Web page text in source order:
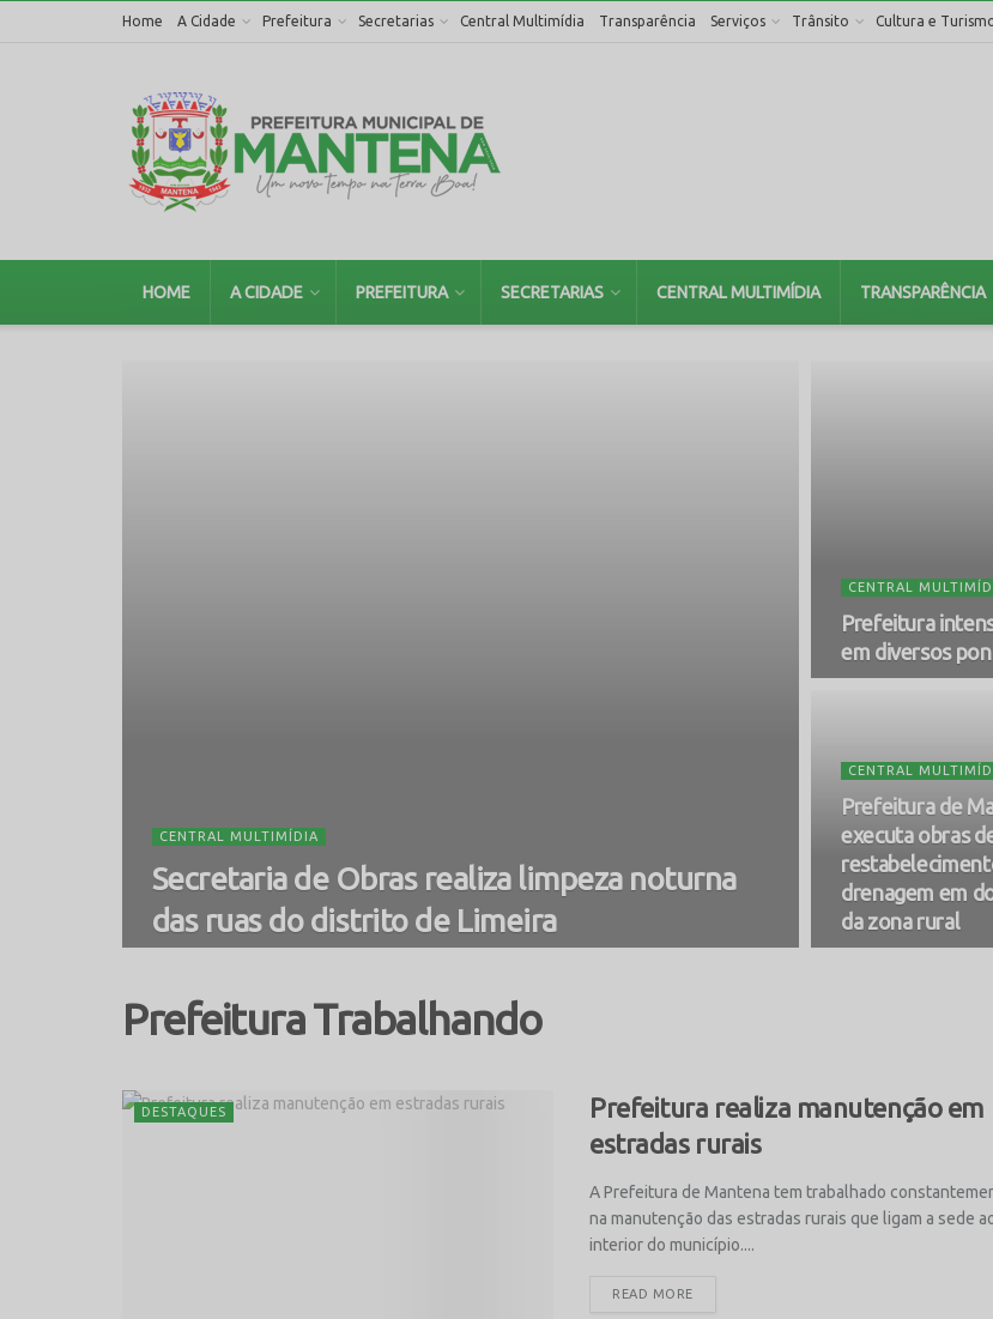
Home A Cidade Prefeitura Secretarias Central Multimídia Transparência Serviços Trânsito Cultura e
HOME A CIDADE PREFEITURA SECRETARIAS CENTRAL MULTIMÍDIA TRANSPARÊNCIA
CENTRAL MULTIMÍDIA
Secretaria de Obras realiza limpeza noturna
das ruas do distrito de Limeira
CENTRAL
Prefeitura
em diversos
CENTRAL
Prefeitura de
executa obras
drenagem em
da zona rural
Prefeitura Trabalhando
DESTAQUES
Prefeitura realiza manutenção em
estradas rurais
A Prefeitura de Mantena tem trabalhado
na manutenção das estradas rurais que ligam a sede
interior do município....
READ MORE